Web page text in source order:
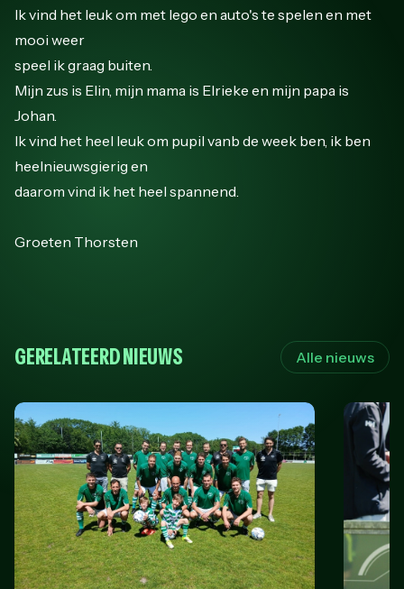
Ik vind het leuk om met lego en auto's te spelen en met
mooi weer
speel ik graag buiten.
Mijn zus is Elin, mijn mama is Elrieke en mijn papa is
Johan.
Ik vind het heel leuk om pupil vanb de week ben, ik ben
heelnieuwsgierig en
daarom vind ik het heel spannend.
Groeten Thorsten
GERELATEERD NIEUWS Alle nieuws